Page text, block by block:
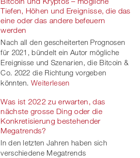
Tiefen, Höhen und Ereignisse, die das
eine oder das andere befeuern
werden
Nach all den gescheiterten Prognosen
für 2021, bündelt ein Autor mögliche
Ereignisse und Szenarien, die Bitcoin &
Co. 2022 die Richtung vorgeben
könnten. Weiterlesen
Was ist 2022 zu erwarten, das
nächste grosse Ding oder die
Konkretisierung bestehender
Megatrends?
In den letzten Jahren haben sich
verschiedene Megatrends